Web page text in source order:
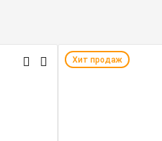
Хит продаж